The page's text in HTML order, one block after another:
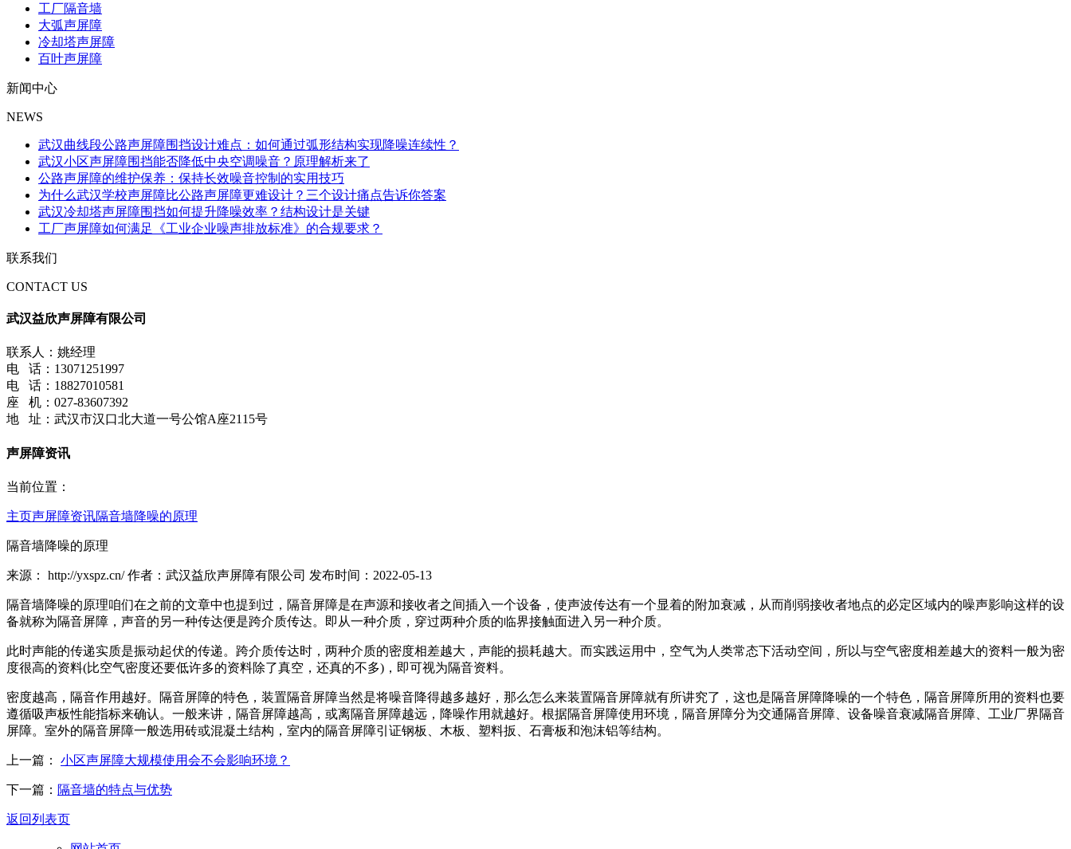
工厂隔音墙
大弧声屏障
冷却塔声屏障
百叶声屏障
新闻中心
NEWS
武汉曲线段公路声屏障围挡设计难点：如何通过弧形结构实现降噪连续性？
武汉小区声屏障围挡能否降低中央空调噪音？原理解析来了
公路声屏障的维护保养：保持长效噪音控制的实用技巧
为什么武汉学校声屏障比公路声屏障更难设计？三个设计痛点告诉你答案
武汉冷却塔声屏障围挡如何提升降噪效率？结构设计是关键
工厂声屏障如何满足《工业企业噪声排放标准》的合规要求？
联系我们
CONTACT US
武汉益欣声屏障有限公司
联系人：姚经理
电 话：13071251997
电 话：18827010581
座 机：027-83607392
地 址：武汉市汉口北大道一号公馆A座2115号
声屏障资讯
当前位置：
主页声屏障资讯隔音墙降噪的原理
隔音墙降噪的原理
来源： http://yxspz.cn/ 作者：武汉益欣声屏障有限公司 发布时间：2022-05-13
隔音墙降噪的原理咱们在之前的文章中也提到过，隔音屏障是在声源和接收者之间插入一个设备，使声波传达有一个显着的附加衰减，从而削弱接收者地点的必定区域内的噪声影响这样的设
备就称为隔音屏障，声音的另一种传达便是跨介质传达。即从一种介质，穿过两种介质的临界接触面进入另一种介质。
此时声能的传递实质是振动起伏的传递。跨介质传达时，两种介质的密度相差越大，声能的损耗越大。而实践运用中，空气为人类常态下活动空间，所以与空气密度相差越大的资料一般为密
度很高的资料(比空气密度还要低许多的资料除了真空，还真的不多)，即可视为隔音资料。
密度越高，隔音作用越好。隔音屏障的特色，装置隔音屏障当然是将噪音降得越多越好，那么怎么来装置隔音屏障就有所讲究了，这也是隔音屏障降噪的一个特色，隔音屏障所用的资料也要
遵循吸声板性能指标来确认。一般来讲，隔音屏障越高，或离隔音屏障越远，降噪作用就越好。根据隔音屏障使用环境，隔音屏障分为交通隔音屏障、设备噪音衰减隔音屏障、工业厂界隔音
屏障。室外的隔音屏障一般选用砖或混凝土结构，室内的隔音屏障引证钢板、木板、塑料扳、石膏板和泡沫铝等结构。
上一篇： 小区声屏障大规模使用会不会影响环境？
下一篇： 隔音墙的特点与优势
返回列表页